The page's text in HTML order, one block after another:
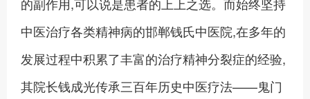
中医治疗各类精神病的邯郸钱氏中医院,在多年的
发展过程中积累了丰富的治疗精神分裂症的经验,
其院长钱成光传承三百年历史中医疗法——鬼门